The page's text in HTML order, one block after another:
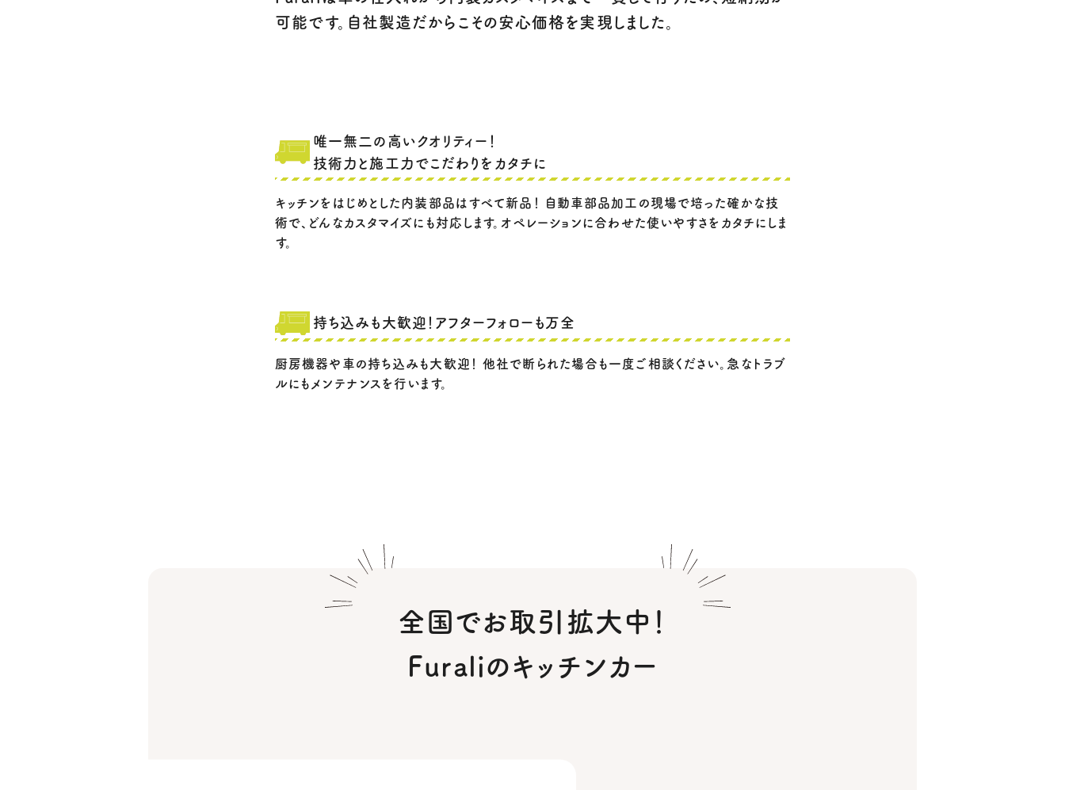
可能です。自社製造だからこその安心価格を実現しました。
唯一無二の高いクオリティー！
技術力と施工力でこだわりをカタチに
キッチンをはじめとした内装部品はすべて新品！ 自動車部品加工の現場で培った確かな技
術で、どんなカスタマイズにも対応します。オペレーションに合わせた使いやすさをカタチにしま
す。
持ち込みも大歓迎！アフターフォローも万全
厨房機器や車の持ち込みも大歓迎！ 他社で断られた場合も一度ご相談ください。急なトラブ
ルにもメンテナンスを行います。
全国でお取引拡大中！
Furaliのキッチンカー